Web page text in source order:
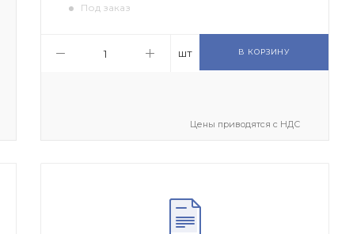
Под заказ
шт В КОРЗИНУ
Цены приводятся с НДС